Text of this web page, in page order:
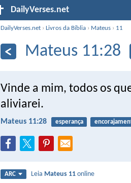
DailyVerses.net
DailyVerses.net ›Livros da Bíblia › Mateus › 11
Mateus 11:28
Vinde a mim, todos os
aliviarei.
Mateus 11:28 esperança
ARC Leia Mateus 11 online